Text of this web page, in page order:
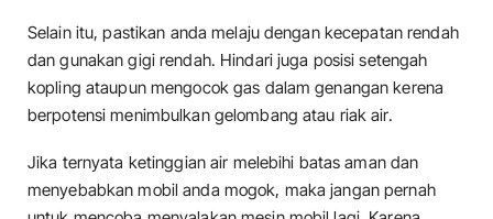
Selain itu, pastikan anda melaju dengan kecepatan rendah
dan gunakan gigi rendah. Hindari juga posisi setengah
kopling ataupun mengocok gas dalam genangan kerena
berpotensi menimbulkan gelombang atau riak air.
Jika ternyata ketinggian air melebihi batas aman dan
menyebabkan mobil anda mogok, maka jangan pernah